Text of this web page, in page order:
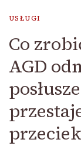
USŁUGI
Co
AGD